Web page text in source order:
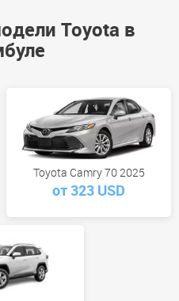
Toyota в
Toyota Camry 70 2025
от 323 USD